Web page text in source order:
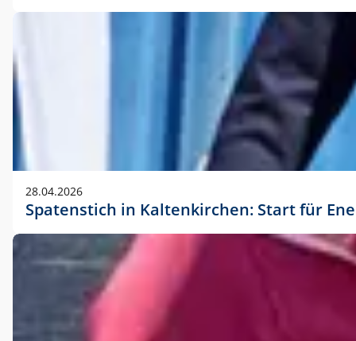
28.04.2026
Spatenstich in Kaltenkirchen: Start für